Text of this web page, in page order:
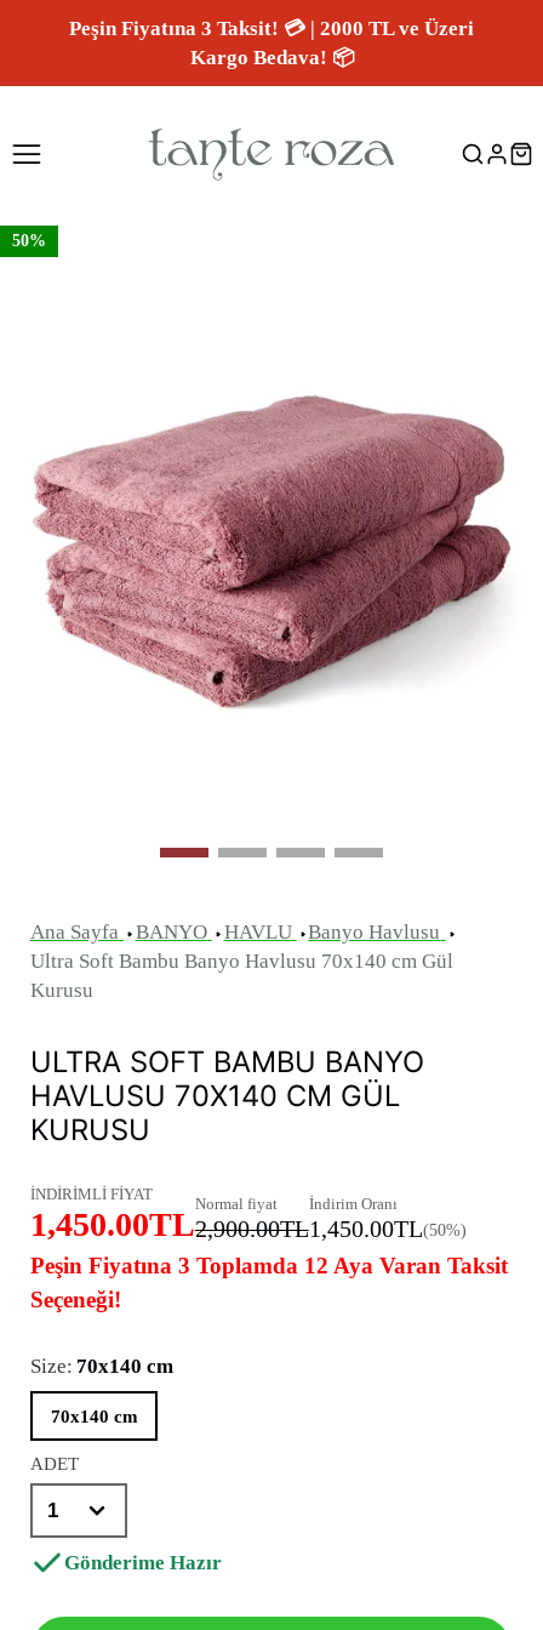
Peşin Fiyatına 3 Taksit! 💳 | 2000 TL ve Üzeri
Kargo Bedava! 📦
50%
Ana Sayfa BANYO HAVLU
Banyo Havlusu
Ultra Soft Bambu Banyo Havlusu 70x140 cm Gül
Kurusu
ULTRA SOFT BAMBU BANYO
HAVLUSU 70X140 CM GÜL
KURUSU
İNDİRİMLİ FİYAT
1,450.00TL
Normal fiyat
2,900.00TL
İndirim Oranı
1,450.00TL(50%)
Peşin Fiyatına 3 Toplamda 12 Aya Varan Taksit
Seçeneği!
Size: 70x140 cm
70x140 cm
ADET
Gönderime Hazır